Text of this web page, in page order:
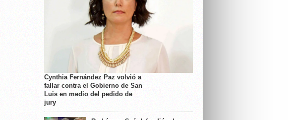
Cynthia Fernández Paz volvió a
fallar contra el Gobierno de San
Luis en medio del pedido de
jury